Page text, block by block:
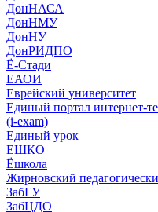
ДонНАСА
ДонНМУ
ДонНУ
ДонРИДПО
Ё-Стади
ЕАОИ
Еврейский университет
Единый портал интернет-
(i-exam)
Единый урок
ЕШКО
Ёшкола
Жирновский
ЗабГУ
ЗабЦДО